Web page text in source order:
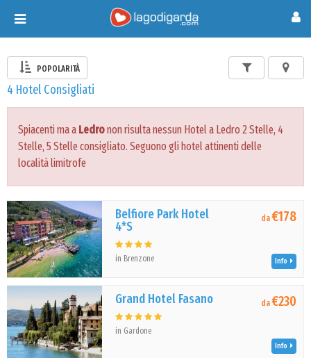
Toggle
navigation
POPOLARITÀ
4 Hotel Consigliati
Spiacenti ma a Ledronon risulta nessun Hotel a Ledro 2 Stelle, 4
Stelle, 5 Stelle consigliato. Seguono gli hotel attinenti delle
località limitrofe
Belfiore Park Hotel
4*S
in Brenzone
da€178
Info
Grand Hotel Fasano
in Gardone
da€230
Info